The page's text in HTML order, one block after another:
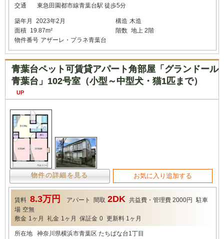
交通 東急田園都市線青葉台駅 徒歩5分
築年月 2023年2月 構造 木造
面積 19.87m² 階数 地上 2階
物件番号 アザーレ・プラネ青葉台
青葉台ペット可賃貸アパート角部屋「グランドール
青葉台」102号室（小型～中型犬・猫1匹まで）
UP
物件の詳細を見る お気に入り追加する
賃料 8.3万円 アパート 間取 2DK 共益費・管理費 2000円
駐車
場 空無
敷金 1ヶ月 礼金 1ヶ月 保証金 0 更新料 1ヶ月
所在地
神奈川県横浜市青葉区 たちばな台1丁目